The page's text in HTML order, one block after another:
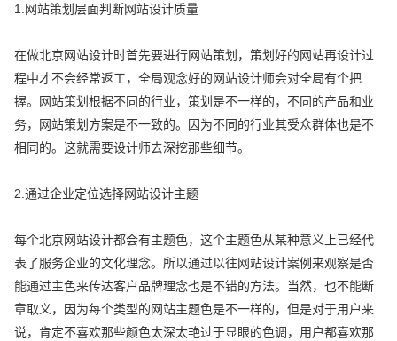
1.网站策划层面判断网站设计质量
在做北京网站设计时首先要进行网站策划，策划好的网站再设计过
程中才不会经常返工，全局观念好的网站设计师会对全局有个把
握。网站策划根据不同的行业，策划是不一样的，不同的产品和业
务，网站策划方案是不一致的。因为不同的行业其受众群体也是不
相同的。这就需要设计师去深挖那些细节。
2.通过企业定位选择网站设计主题
每个北京网站设计都会有主题色，这个主题色从某种意义上已经代
表了服务企业的文化理念。所以通过以往网站设计案例来观察是否
能通过主色来传达客户品牌理念也是不错的方法。当然，也不能断
章取义，因为每个类型的网站主题色是不一样的，但是对于用户来
说，肯定不喜欢那些颜色太深太艳过于显眼的色调，用户都喜欢那